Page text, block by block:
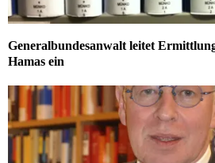
Generalbundesanwalt leitet
Hamas ein